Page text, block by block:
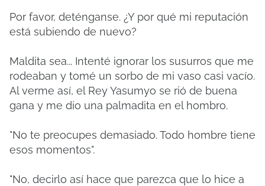
Por favor, deténganse. ¿Y por qué mi reputación
está subiendo de nuevo?
Maldita sea... Intenté ignorar los susurros que me
rodeaban y tomé un sorbo de mi vaso casi vacío.
Al verme así, el Rey Yasumyo se rió de buena
gana y me dio una palmadita en el hombro.
"No te preocupes demasiado. Todo hombre tiene
esos momentos".
"No, decirlo así hace que parezca que lo hice a